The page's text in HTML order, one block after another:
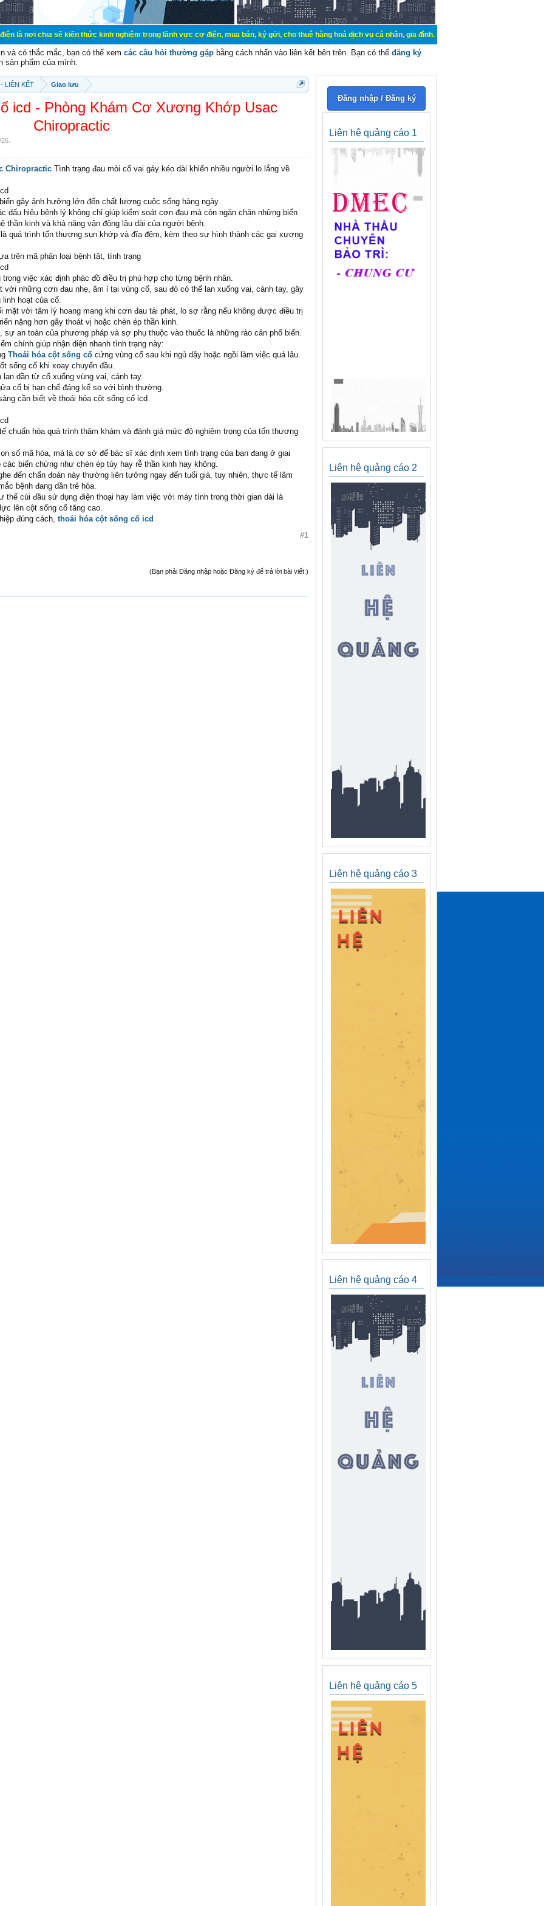
sẽ kiến thức kinh nghiệm trong lãnh vực cơ điện, mua bán, ký gửi, cho thuê hàng hoá dịch vụ cá nhân, gia đình. Mua bán, ký gửi, cho thuê thiết bị hệ
và có thắc mắc, bạn có thể xem các câu hỏi thường gặp bằng cách nhấn vào liên kết bên trên. Bạn có thể đăng ký
sản phẩm của mình.
LIÊN KẾT Giao lưu
icd - Phòng Khám Cơ Xương Khớp Usac
Chiropractic
26
Chiropractic Tình trạng đau mỏi cổ vai gáy kéo dài khiến nhiều người lo lắng về
gây ảnh hưởng lớn đến chất lượng cuộc sống hàng ngày.
dấu hiệu bệnh lý không chỉ giúp kiểm soát cơn đau mà còn ngăn chặn những biến
thần kinh và khả năng vận động lâu dài của người bệnh.
quá trình tổn thương sụn khớp và đĩa đệm, kèm theo sự hình thành các gai xương
trên mã phân loại bệnh tật, tình trạng
trong việc xác định phác đồ điều trị phù hợp cho từng bệnh nhân.
với những cơn đau nhẹ, âm ỉ tại vùng cổ, sau đó có thể lan xuống vai, cánh tay, gây
hoạt của cổ.
mặt với tâm lý hoang mang khi cơn đau tái phát, lo sợ rằng nếu không được điều trị
nặng hơn gây thoát vị hoặc chèn ép thần kinh.
sự an toàn của phương pháp và sợ phụ thuộc vào thuốc là những rào cản phổ biến.
chính giúp nhận diện nhanh tình trạng này:
Thoái hóa cột sống cổ cứng vùng cổ sau khi ngủ dậy hoặc ngồi làm việc quá lâu.
sống cổ khi xoay chuyển đầu.
dần từ cổ xuống vùng vai, cánh tay.
cổ bị hạn chế đáng kể so với bình thường.
cần biết về thoái hóa cột sống cổ icd
chuẩn hóa quá trình thăm khám và đánh giá mức độ nghiêm trọng của tổn thương
số mã hóa, mà là cơ sở để bác sĩ xác định xem tình trạng của bạn đang ở giai
các biến chứng như chèn ép tủy hay rễ thần kinh hay không.
đến chẩn đoán này thường liên tưởng ngay đến tuổi già, tuy nhiên, thực tế lâm
bệnh đang dần trẻ hóa.
thế cúi đầu sử dụng điện thoại hay làm việc với máy tính trong thời gian dài là
lên cột sống cổ tăng cao.
đúng cách, thoái hóa cột sống cổ icd
#1
(Bạn phải Đăng nhập hoặc Đăng ký để trả lời bài viết.)
Đăng nhập / Đăng ký
Liên hệ quảng cáo 1
Liên hệ quảng cáo 2
Liên hệ quảng cáo 3
Liên hệ quảng cáo 4
Liên hệ quảng cáo 5